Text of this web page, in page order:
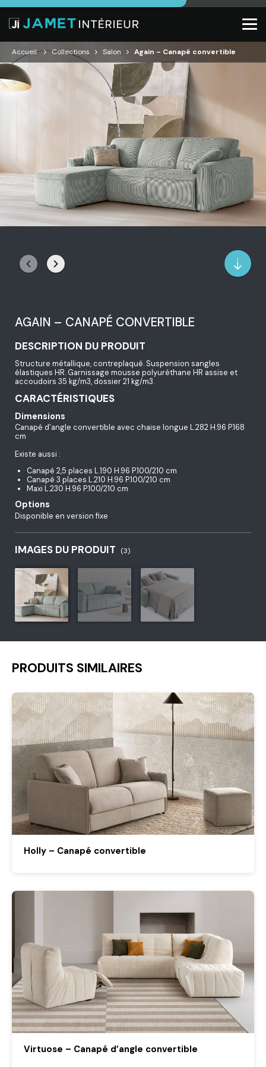
Accueil Collections Salon Again – Canapé convertible
AGAIN – CANAPÉ CONVERTIBLE
DESCRIPTION DU PRODUIT
Structure métallique, contreplaqué. Suspension sangles
élastiques HR. Garnissage mousse polyuréthane HR assise et
accoudoirs 35 kg/m3, dossier 21 kg/m3.
CARACTÉRISTIQUES
Dimensions
Canapé d’angle convertible avec chaise longue L.282 H.96 P.168
cm
Existe aussi :
Canapé 2,5 places L.190 H.96 P.100/210 cm
Canapé 3 places L.210 H.96 P.100/210 cm
Maxi L.230 H.96 P.100/210 cm
Options
Disponible en version fixe
IMAGES DU PRODUIT (3)
PRODUITS SIMILAIRES
Holly – Canapé convertible
Virtuose – Canapé d’angle convertible